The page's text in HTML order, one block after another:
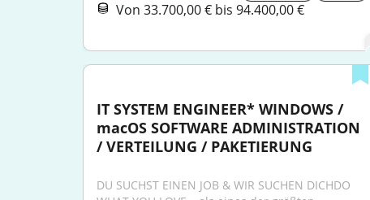
Von 33.700,00 € bis 94.400,00 €
IT SYSTEM ENGINEER* WINDOWS /
macOS SOFTWARE ADMINISTRATION
/ VERTEILUNG / PAKETIERUNG
DU SUCHST EINEN JOB & WIR SUCHEN DICHDO